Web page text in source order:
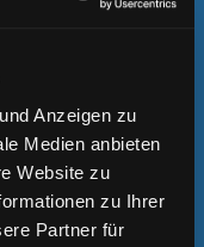
Anzeigen zu
Medien anbieten
Website zu
zu Ihrer
Partner für
Tray als